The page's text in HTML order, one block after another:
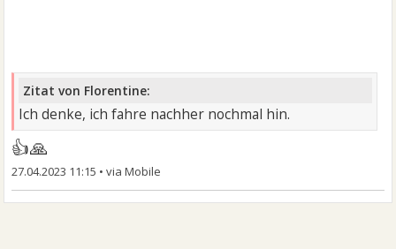
Zitat von Florentine:
Ich denke, ich fahre nachher nochmal hin.
👍🙏
27.04.2023 11:15 •